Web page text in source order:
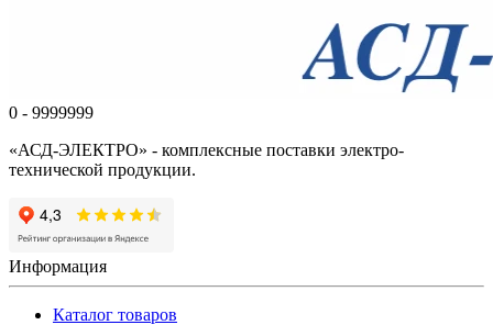
0 - 9999999
«АСД-ЭЛЕКТРО» - комплексные поставки электро-
технической продукции.
Информация
Каталог товаров